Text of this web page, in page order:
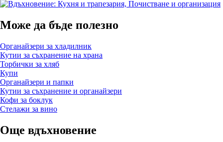
Може да бъде полезно
Органайзери за хладилник
Кутии за съхранение на храна
Торбички за хляб
Купи
Органайзери и папки
Кутии за съхранение и органайзери
Кофи за боклук
Стелажи за вино
Още вдъхновение